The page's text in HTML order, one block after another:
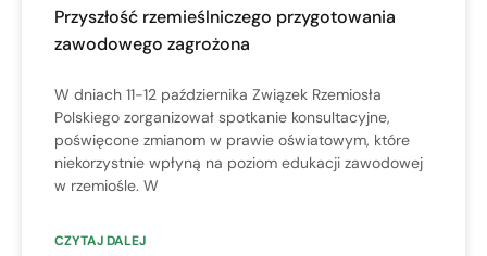
Przyszłość rzemieślniczego przygotowania
zawodowego zagrożona
W dniach 11-12 października Związek Rzemiosła
Polskiego zorganizował spotkanie konsultacyjne,
poświęcone zmianom w prawie oświatowym, które
niekorzystnie wpłyną na poziom edukacji zawodowej
w rzemiośle. W
CZYTAJ DALEJ